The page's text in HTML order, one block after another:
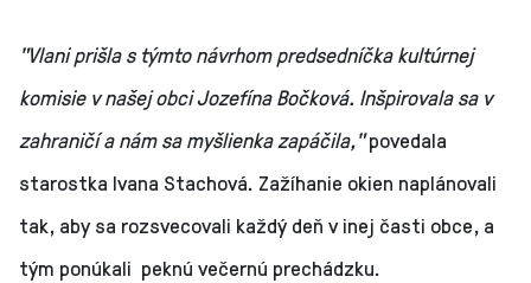
"Vlani prišla s týmto návrhom predsedníčka kultúrnej
komisie v našej obci Jozefína Bočková. Inšpirovala sa v
zahraničí a nám sa myšlienka zapáčila,"povedala
starostka Ivana Stachová. Zažíhanie okien naplánovali
tak, aby sa rozsvecovali každý deň v inej časti obce, a
tým ponúkali peknú večernú prechádzku.